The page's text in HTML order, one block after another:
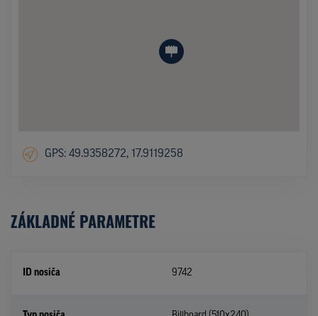
GPS: 49.9358272, 17.9119258
ZÁKLADNÉ PARAMETRE
ID nosiča 9742